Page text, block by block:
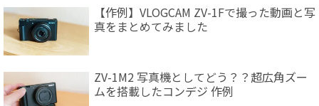
【作例】VLOGCAM ZV-1Fで撮った動画と写
真をまとめてみました
ZV-1M2 写真機としてどう？？超広角ズー
ムを搭載したコンデジ 作例